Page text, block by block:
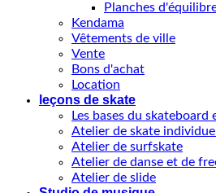
Planches
Kendama
Vêtements de ville
Vente
Bons d'achat
Location
leçons de skate
Les bases du skateboard
Atelier de skate individuel
Atelier de surfskate
Atelier de danse et de
Atelier de slide